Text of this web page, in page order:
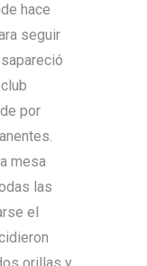
hace
seguir
por
mesa
las
el